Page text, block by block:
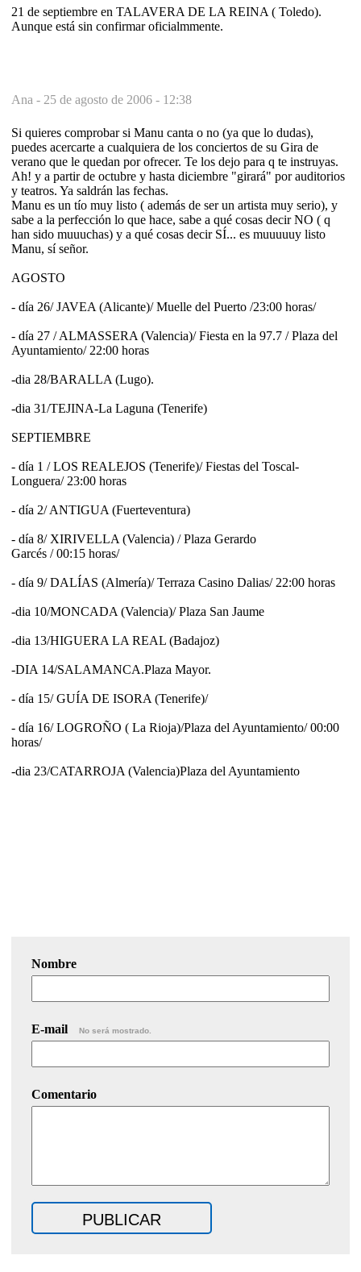
21 de septiembre en TALAVERA DE LA REINA ( Toledo).
Aunque está sin confirmar oficialmmente.
Ana - 25 de agosto de 2006 - 12:38
Si quieres comprobar si Manu canta o no (ya que lo dudas),
puedes acercarte a cualquiera de los conciertos de su Gira de
verano que le quedan por ofrecer. Te los dejo para q te instruyas.
Ah! y a partir de octubre y hasta diciembre "girará" por auditorios
y teatros. Ya saldrán las fechas.
Manu es un tío muy listo ( además de ser un artista muy serio), y
sabe a la perfección lo que hace, sabe a qué cosas decir NO ( q
han sido muuuchas) y a qué cosas decir SÍ... es muuuuuy listo
Manu, sí señor.
AGOSTO
- día 26/ JAVEA (Alicante)/ Muelle del Puerto /23:00 horas/
- día 27 / ALMASSERA (Valencia)/ Fiesta en la 97.7 / Plaza del
Ayuntamiento/ 22:00 horas
-dia 28/BARALLA (Lugo).
-dia 31/TEJINA-La Laguna (Tenerife)
SEPTIEMBRE
- día 1 / LOS REALEJOS (Tenerife)/ Fiestas del Toscal-
Longuera/ 23:00 horas
- día 2/ ANTIGUA (Fuerteventura)
- día 8/ XIRIVELLA (Valencia) / Plaza Gerardo
Garcés / 00:15 horas/
- día 9/ DALÍAS (Almería)/ Terraza Casino Dalias/ 22:00 horas
-dia 10/MONCADA (Valencia)/ Plaza San Jaume
-dia 13/HIGUERA LA REAL (Badajoz)
-DIA 14/SALAMANCA.Plaza Mayor.
- día 15/ GUÍA DE ISORA (Tenerife)/
- día 16/ LOGROÑO ( La Rioja)/Plaza del Ayuntamiento/ 00:00
horas/
-dia 23/CATARROJA (Valencia)Plaza del Ayuntamiento
Nombre
E-mail No será mostrado.
Comentario